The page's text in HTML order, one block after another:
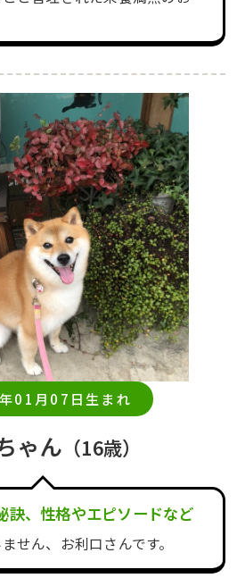
01月07日生まれ
ゃん （16歳）
訣、性格やエピソードなど
せん、お利口さんです。